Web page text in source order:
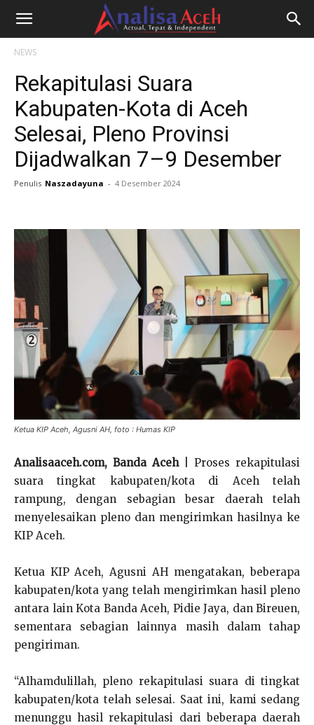
NEWS
Rekapitulasi Suara
Kabupaten-Kota di Aceh
Selesai, Pleno Provinsi
Dijadwalkan 7–9 Desember
Penulis Naszadayuna - 4 Desember 2024
Ketua KIP Aceh, Agusni AH, foto : Humas KIP
Analisaaceh.com, Banda Aceh| Proses rekapitulasi
suara tingkat kabupaten/kota di Aceh telah
rampung, dengan sebagian besar daerah telah
menyelesaikan pleno dan mengirimkan hasilnya ke
KIP Aceh.
Ketua KIP Aceh, Agusni AH mengatakan, beberapa
kabupaten/kota yang telah mengirimkan hasil pleno
antara lain Kota Banda Aceh, Pidie Jaya, dan Bireuen,
sementara sebagian lainnya masih dalam tahap
pengiriman.
“Alhamdulillah, pleno rekapitulasi suara di tingkat
kabupaten/kota telah selesai. Saat ini, kami sedang
menunggu hasil rekapitulasi dari beberapa daerah